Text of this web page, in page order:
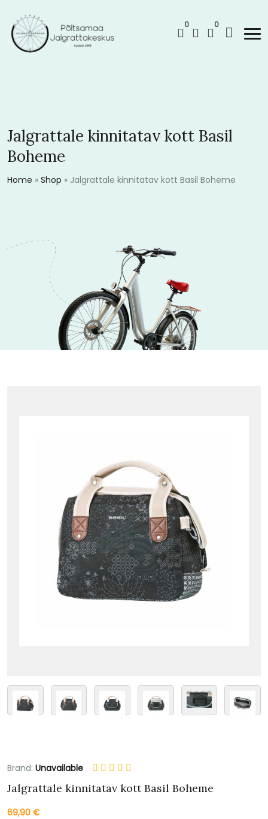
0 0
Jalgrattale kinnitatav kott Basil
Boheme
Home » Shop » Jalgrattale kinnitatav kott Basil Boheme
Brand: Unavailable
Jalgrattale kinnitatav kott Basil Boheme
69,90 €